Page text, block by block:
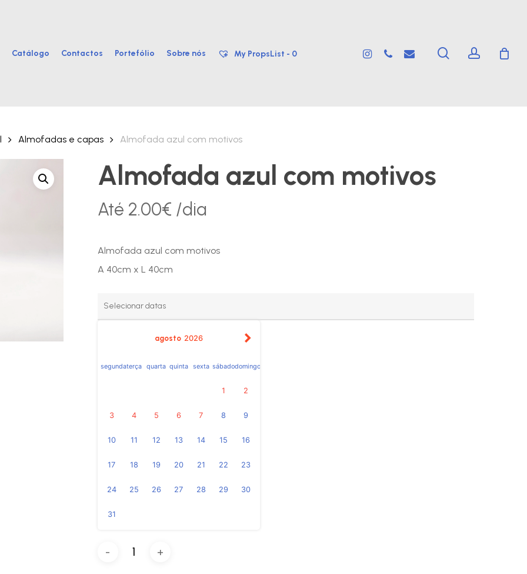
Catálogo Contactos Portefólio Sobre nós My PropsList - 0 instagram
phone email searchaccount
Almofadas e capas Almofada azul com motivos
Almofada azul com motivos
Até 2.00€ /dia
Almofada azul com motivos
A 40cm x L 40cm
agosto 2026
segundaterça quarta quinta sexta sábadodomingo
1 2
3 4 5 6 7 8 9
10 11 12 13 14 15 16
17 18 19 20 21 22 23
24 25 26 27 28 29 30
31